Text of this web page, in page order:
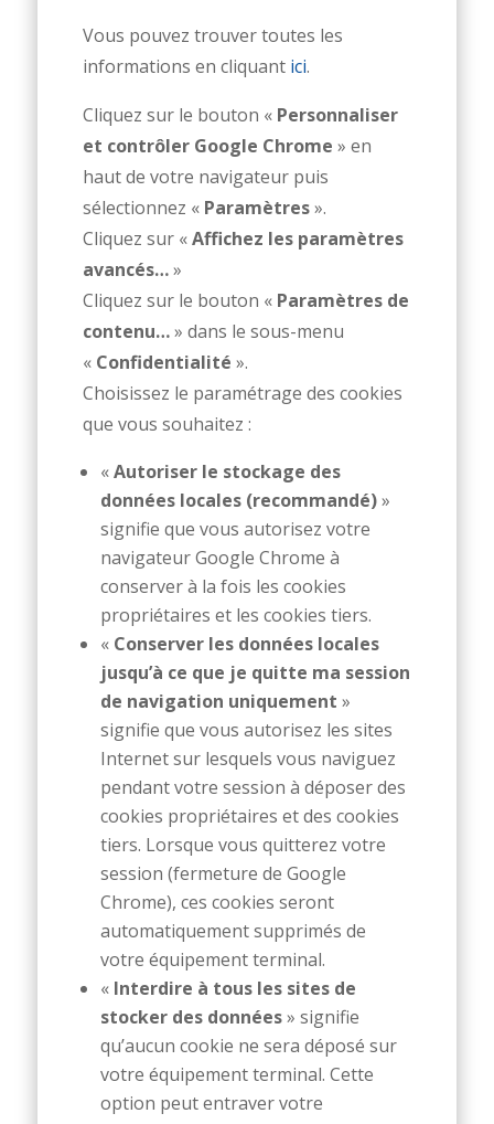
Vous pouvez trouver toutes les
informations en cliquant ici.
Cliquez sur le bouton « Personnaliser
et contrôler Google Chrome » en
haut de votre navigateur puis
sélectionnez « Paramètres».
Cliquez sur «Affichez les paramètres
avancés…»
Cliquez sur le bouton « Paramètres de
contenu…» dans le sous-menu
« Confidentialité ».
Choisissez le paramétrage des cookies
que vous souhaitez :
«Autoriser le stockage des
données locales (recommandé)»
signifie que vous autorisez votre
navigateur Google Chrome à
conserver à la fois les cookies
propriétaires et les cookies tiers.
« Conserver les données locales
jusqu’à ce que je quitte ma session
de navigation uniquement »
signifie que vous autorisez les sites
Internet sur lesquels vous naviguez
pendant votre session à déposer des
cookies propriétaires et des cookies
tiers. Lorsque vous quitterez votre
session (fermeture de Google
Chrome), ces cookies seront
automatiquement supprimés de
votre équipement terminal.
« Interdire à tous les sites de
stocker des données» signifie
qu’aucun cookie ne sera déposé sur
votre équipement terminal. Cette
option peut entraver votre